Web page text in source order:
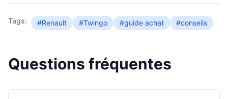
Tags: #Renault #Twingo #guide achat #conseils
Questions fréquentes